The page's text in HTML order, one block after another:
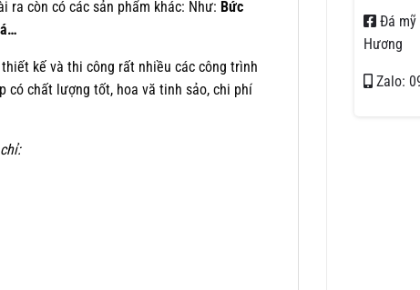
Đá mỹ
Hương
Zalo:
còn có các sản phẩm khác: Như: Bức
kế và thi công rất nhiều các công trình
có chất lượng tốt, hoa vă tinh sảo, chi phí